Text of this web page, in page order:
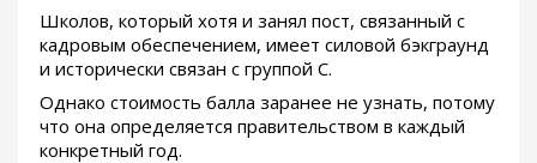
Школов, который хотя и занял пост, связанный с
кадровым обеспечением, имеет силовой бэкграунд
и исторически связан с группой С.
Однако стоимость балла заранее не узнать, потому
что она определяется правительством в каждый
конкретный год.